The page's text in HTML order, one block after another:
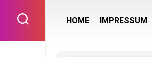
content
HOME IMPRESSUM